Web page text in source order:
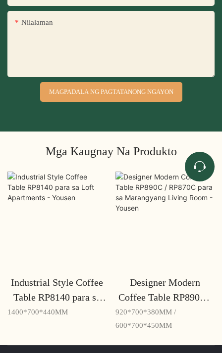
Nilalaman
MAGPADALA NG PAGTATANONG NGAYON
Mga Kaugnay Na Produkto
Industrial Style Coffee
Table RP8140 para sa
Loft Apartments -
1400*700*440MM
Designer Modern
Coffee Table RP890C /
RP870C para sa
Marangyang Living
920*700*380MM /
600*700*450MM